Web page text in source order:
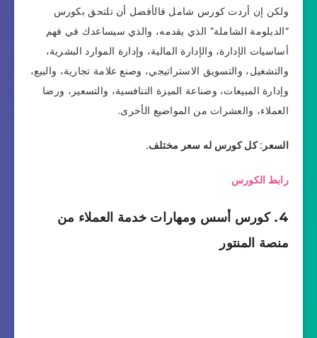
ولكن إن أردت كورس شامل فالأفضل أن تلتحق بكورس
“الدبلومة الشاملة” الذي يقدمه، والذي سيساعدك في فهم
أساسيات الإدارة، والإدارة المالية، وإدارة الموارد البشرية،
والتشغيل، والتسويق الاستراتيجي، وصنع علامة تجارية، والبيع،
وإدارة المبيعات، وصناعة الميزة التنافسية، والتسعير، ورضا
العملاء، والعشرات من المواضيع الأخرى.
السعر: كل كورس له سعر مختلف.
رابط الكورس
4. كورس أسس ومهارات خدمة العملاء من
منصة المنتور